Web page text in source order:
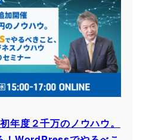
年度２千万のノウハウ。